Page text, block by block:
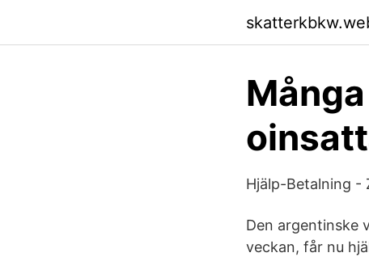
Hjälp-Betalning -
Den argentinske
veckan, får nu